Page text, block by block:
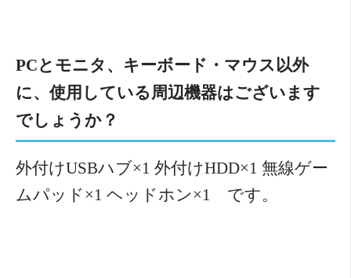
PCとモニタ、キーボード・マウス以外
に、使用している周辺機器はございます
でしょうか？
外付けUSBハブ×1 外付けHDD×1 無線ゲー
ムパッド×1 ヘッドホン×1 です。